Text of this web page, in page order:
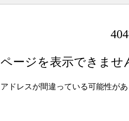
ページを表示できませ
アドレスが間違っている可能性が